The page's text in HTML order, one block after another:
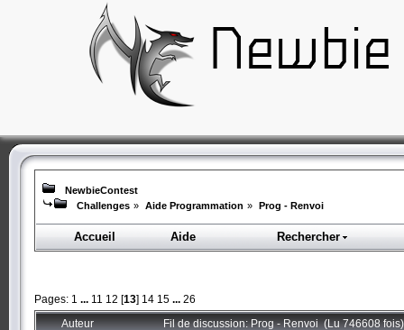
NewbieContest
Challenges » Aide Programmation » Prog - Renvoi
Accueil Aide Rechercher
Pages: 1 ... 11 12 [13] 14 15 ... 26
Auteur Fil de discussion: Prog - Renvoi (Lu 746608 fois)